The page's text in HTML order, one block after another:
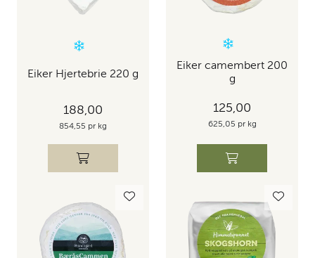
Eiker Hjertebrie 220 g
188,00
854,55 pr kg
Eiker camembert 200
g
125,00
625,05 pr kg